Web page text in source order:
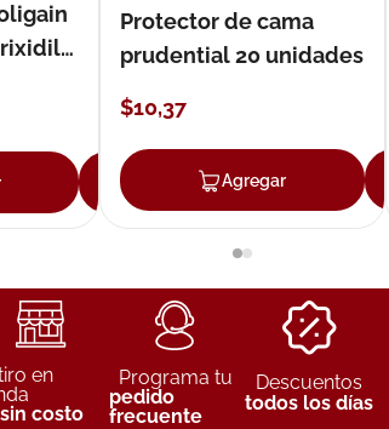
Agregar
Protector de cama
prudential 20 unidades
$10,37
Agregar
en
sin costo
Programa tu
pedido
frecuente
Descuentos
todos los días